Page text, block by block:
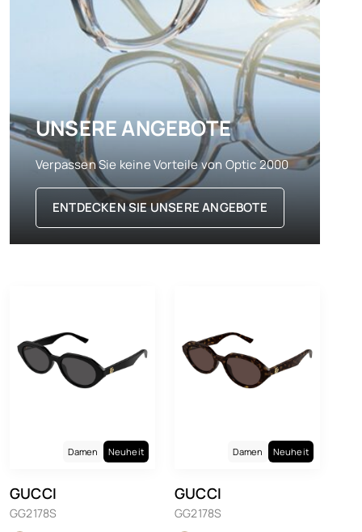
UNSERE ANGEBOTE
Verpassen Sie keine Vorteile von Optic 2000
ENTDECKEN SIE UNSERE ANGEBOTE
Damen Neuheit
GUCCI
GG2178S
Damen Neuheit
GUCCI
GG2178S